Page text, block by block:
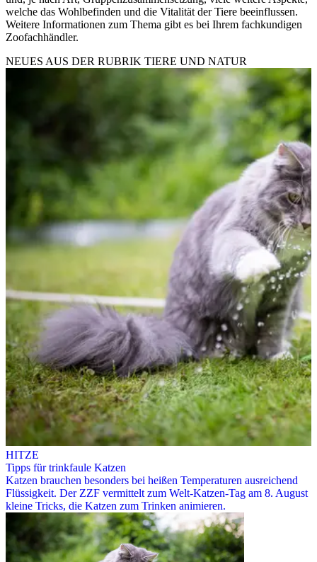
welche das Wohlbefinden und die Vitalität der Tiere beeinflussen.
Weitere Informationen zum Thema gibt es bei Ihrem fachkundigen
Zoofachhändler.
NEUES AUS DER RUBRIK TIERE UND NATUR
HITZE
Tipps für trinkfaule Katzen
Katzen brauchen besonders bei heißen Temperaturen ausreichend
Flüssigkeit. Der ZZF vermittelt zum Welt-Katzen-Tag am 8. August
kleine Tricks, die Katzen zum Trinken animieren.